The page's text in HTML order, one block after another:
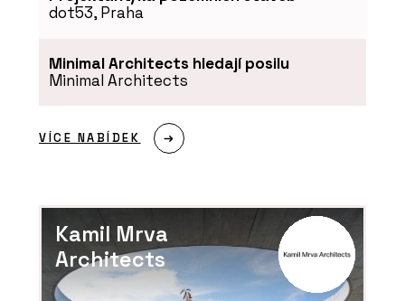
dot53, Praha
Minimal Architects hledají posilu
Minimal Architects
VÍCE NABÍDEK
Kamil Mrva
Architects